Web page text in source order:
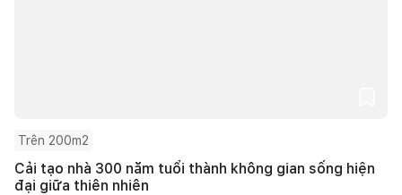
Trên 200m2
Cải tạo nhà 300 năm tuổi thành không gian sống hiện
đại giữa thiên nhiên